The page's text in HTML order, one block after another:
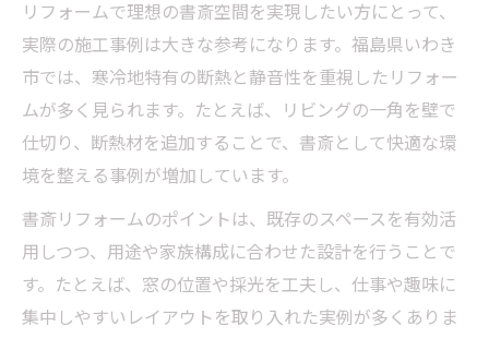
リフォームで防音性を高める書斎空間設計
リフォームを通じて理想の作業環境へ導く方法
集中しやすい書斎リフォームの間取り提案
リフォームでワークスペースを快適に整備
書斎用リフォームで収納力と使いやすさ向
上
防音・遮音性を高めるリフォーム技術とは
自然光を活かした書斎リフォームの工夫
リフォームで理想の書斎空間を実現したい方にとって、
実際の施工事例は大きな参考になります。福島県いわき
市では、寒冷地特有の断熱と静音性を重視したリフォー
ムが多く見られます。たとえば、リビングの一角を壁で
仕切り、断熱材を追加することで、書斎として快適な環
境を整える事例が増加しています。
書斎リフォームのポイントは、既存のスペースを有効活
用しつつ、用途や家族構成に合わせた設計を行うことで
す。たとえば、窓の位置や採光を工夫し、仕事や趣味に
集中しやすいレイアウトを取り入れた実例が多くありま